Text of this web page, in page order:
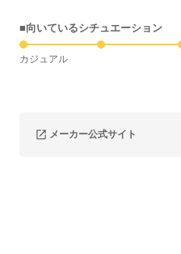
■向いているシチュエーション
カジュアル
メーカー公式サイト